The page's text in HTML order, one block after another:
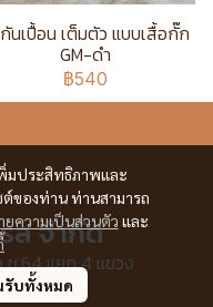
นเปื้อน เต็มตัว แบบเสื้อกั๊ก
GM-ดำ
฿540
มประสิทธิภาพและ
ของท่าน ท่านสามารถ
ยความเป็นส่วนตัว และ
รับทั้งหมด
ล จำกัด
ซ.64 แยก 4 แขวง
10310